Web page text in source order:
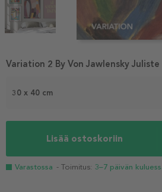
1
30 x 40 cm
Lisää ostoskoriin
Varastossa - Toimitus: 3–7 päivän
Variation 2 By Von Jawlensky Juliste